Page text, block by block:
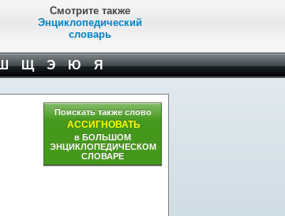
Смотрите также
Энциклопедический
словарь
Щ Э Ю Я
Поискать также слово
АССИГНОВАТЬ
в БОЛЬШОМ
ЭНЦИКЛОПЕДИЧЕСКОМ
СЛОВАРЕ